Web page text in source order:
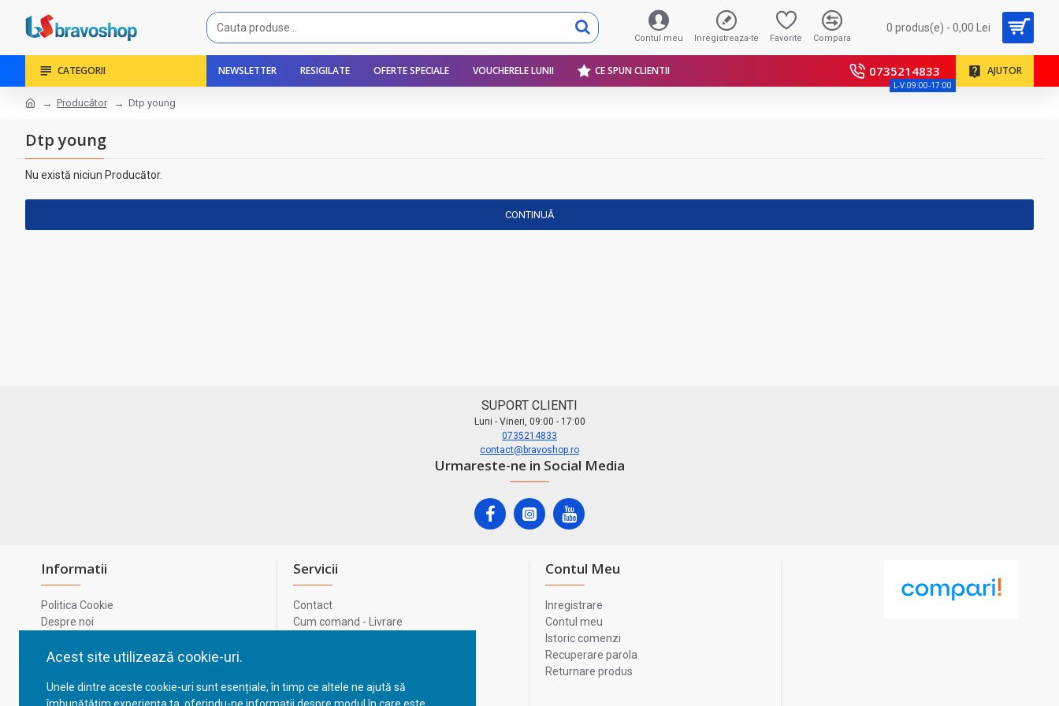
Acest site utilizează cookie-uri.
Unele dintre aceste cookie-uri sunt esențiale, în timp ce altele ne ajută să
Contul meu Inregistreaza-te Favorite Compara
0 produs(e) - 0,00 Lei
CATEGORII NEWSLETTER RESIGILATE OFERTE SPECIALE VOUCHERELE LUNII CE SPUN CLIENTII 0735214833
L-V:09:00-17:00
AJUTOR
Producător Dtp young
Dtp young
Nu există niciun Producător.
CONTINUĂ
SUPORT CLIENTI
Luni - Vineri, 09:00 - 17:00
0735214833
contact@bravoshop.ro
Urmareste-ne in Social Media
Informatii
Politica Cookie
Despre noi
Confidentialitate
GDPR - Datele tale
Servicii
Contact
Cum comand - Livrare
ANPC
Contul Meu
Inregistrare
Contul meu
Istoric comenzi
Recuperare parola
Returnare produs